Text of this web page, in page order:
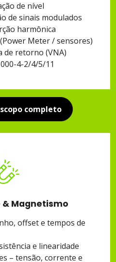
de nível
de sinais modulados
harmônica
Meter / sensores)
de retorno (VNA)
4-2/4/5/11
completo
Magnetismo
offset e tempos de
e linearidade
– tensão, corrente e